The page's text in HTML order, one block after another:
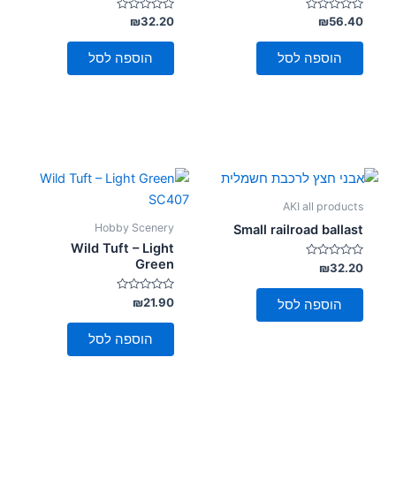
דורג
0
מתוך
₪56.40
הוספה לסל
דורג
0
מתוך
₪32.20
הוספה לסל
AKI all products
Small railroad ballast
דורג
0
מתוך
₪32.20
הוספה לסל
Hobby Scenery
Wild Tuft – Light
Green
דורג
0
מתוך
₪21.90
הוספה לסל